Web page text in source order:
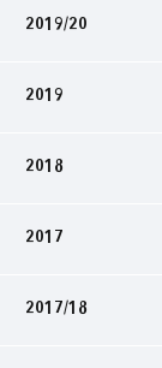
2019/20
2019
2018
2017
2017/18